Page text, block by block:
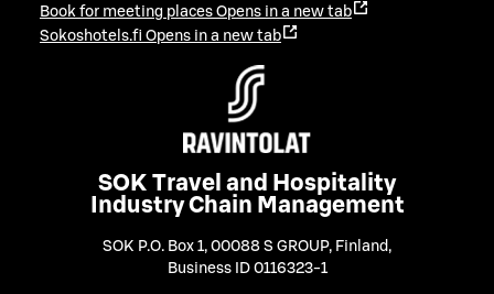
Book for meeting places Opens in a new tab
Sokoshotels.fi Opens in a new tab
SOK Travel and Hospitality
Industry Chain Management
SOK P.O. Box 1, 00088 S GROUP, Finland ,
Business ID 0116323-1